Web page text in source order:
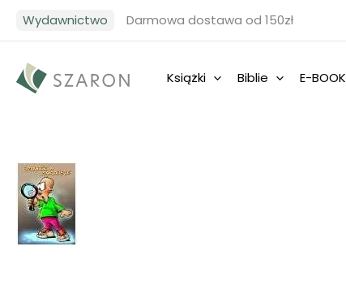
Wydawnictwo Darmowa dostawa od 150zł
Książki Biblie E-BOOK